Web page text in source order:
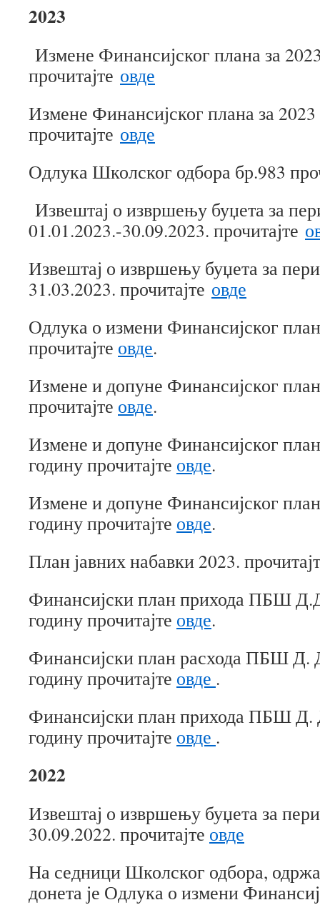
2023
Измене Финансијског плана за
прочитајте овде
Измене Финансијског плана за
прочитајте овде
Одлука Школског одбора бр.983
Извештај о извршењу буџета за
01.01.2023.-30.09.2023. прочитајте
Извештај о извршењу буџета за
31.03.2023. прочитајте овде
Одлука о измени Финансијског
прочитајте овде.
Измене и допуне Финансијског
прочитајте овде.
Измене и допуне Финансијског
годину прочитајте овде.
Измене и допуне Финансијског
годину прочитајте овде.
План јавних набавки 2023.
Финансијски план прихода ПБШ
годину прочитајте овде.
Финансијски план расхода ПБШ Д.
годину прочитајте овде .
Финансијски план пpихода ПБШ Д.
годину прочитајте овде .
2022
Извештај о извршењу буџета за
30.09.2022. прочитајте овде
Hа седници Школског одбора,
донета је Одлука о измени